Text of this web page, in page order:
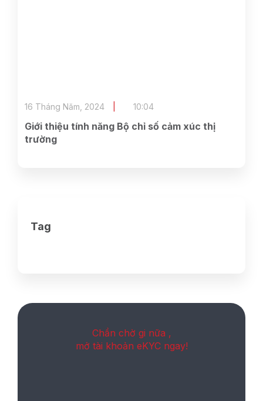
Giới thiệu tính năng Bộ chỉ số cảm xúc thị
trường
16 Tháng Năm, 2024 10:04
Tag
Chần chờ gi nữa ,
mở tài khoản eKYC ngay!